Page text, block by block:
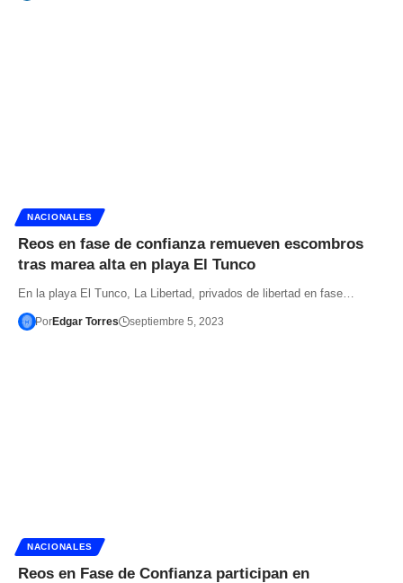
NACIONALES
Reos en fase de confianza remueven escombros
tras marea alta en playa El Tunco
En la playa El Tunco, La Libertad, privados de libertad en fase…
PorEdgar Torres septiembre 5, 2023
NACIONALES
Reos en Fase de Confianza participan en